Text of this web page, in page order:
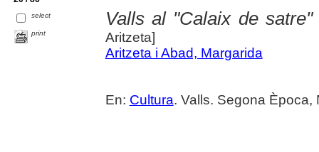
select
print
Valls al "Calaix de
Aritzeta]
Aritzeta i Abad, Margarida
En: Cultura. Valls. Segona Època,